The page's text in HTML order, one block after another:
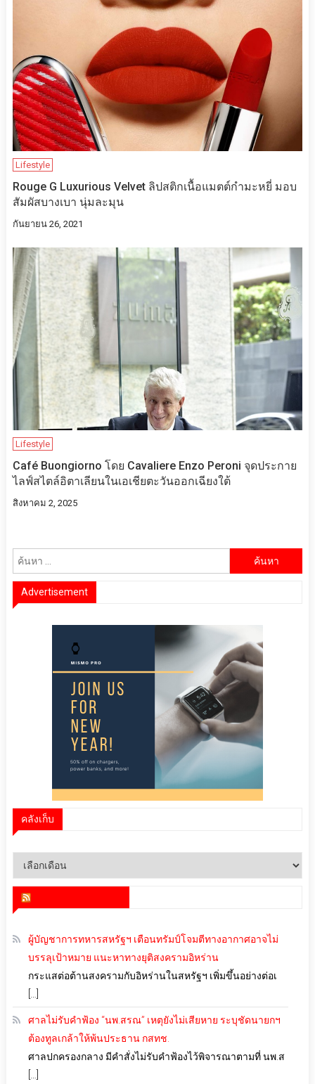
Lifestyle
Rouge G Luxurious Velvet ลิปสติกเนื้อแมตต์กำมะหยี่ มอบ
สัมผัสบางเบา นุ่มละมุน
กันยายน 26, 2021
Lifestyle
Café Buongiorno โดย Cavaliere Enzo Peroni จุดประกาย
ไลฟ์สไตล์อิตาเลียนในเอเชียตะวันออกเฉียงใต้
สิงหาคม 2, 2025
Advertisement
คลังเก็บ
คลัง
ผู้บัญชาการทหารสหรัฐฯ เตือนทรัมป์โจมตีทางอากาศอาจไม่
บรรลุเป้าหมาย แนะหาทางยุติสงครามอิหร่าน
กระแสต่อต้านสงครามกับอิหร่านในสหรัฐฯ เพิ่มขึ้นอย่างต่อเ
ศาลไม่รับคำฟ้อง “นพ.สรณ” เหตุยังไม่เสียหาย ระบุชัดนายกฯ
ต้องทูลเกล้าให้พ้นประธาน กสทช.
ศาลปกครองกลาง มีคำสั่งไม่รับคำฟ้องไว้พิจารณาตามที่ นพ.ส